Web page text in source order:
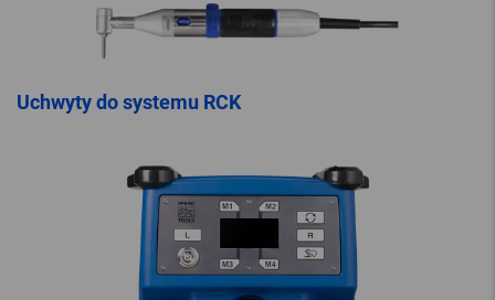
Uchwyty do systemu RCK